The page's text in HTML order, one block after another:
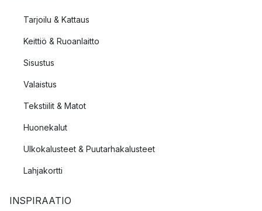
Tarjoilu & Kattaus
Keittiö & Ruoanlaitto
Sisustus
Valaistus
Tekstiilit & Matot
Huonekalut
Ulkokalusteet & Puutarhakalusteet
Lahjakortti
INSPIRAATIO